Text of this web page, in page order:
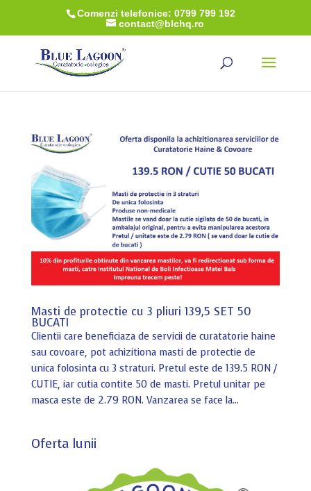
Comenzi telefonice: 0799 799 192
contact@blchq.ro
Masti de protectie cu 3 pliuri 139,5 SET 50
BUCATI
Clientii care beneficiaza de servicii de curatatorie haine
sau covoare, pot achizitiona masti de protectie de
unica folosinta cu 3 straturi. Pretul este de 139.5 RON /
CUTIE, iar cutia contite 50 de masti. Pretul unitar pe
masca este de 2.79 RON. Vanzarea se face la...
Oferta lunii